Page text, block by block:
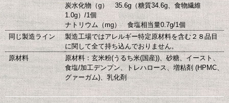
炭水化物（g） 35.6g（糖質34.6g、食物繊維
1.0g）/1個
ナトリウム（mg） 食塩相当量0.7g/1個
同じ製造ライン
製造工場ではアレルギー特定原材料を含む２８品目
に関して全て持ち込んでおりません。
原材料
原材料：玄米粉(うるち米(国産))、砂糖、イースト、
食塩/加工デンプン、トレハロース、増粘剤 (HPMC、
グァーガム)、乳化剤